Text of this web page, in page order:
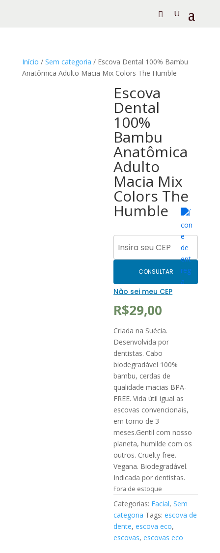
Início / Sem categoria / Escova Dental 100% Bambu
Anatômica Adulto Macia Mix Colors The Humble
Escova
Dental
100%
Bambu
Anatômica
Adulto
Macia Mix
Colors The
Humble
CONSULTAR
Não sei meu CEP
R$29,00
Criada na Suécia.
Desenvolvida por
dentistas. Cabo
biodegradável 100%
bambu, cerdas de
qualidade macias BPA-
FREE. Vida útil igual as
escovas convencionais,
em torno de 3
meses.Gentil com nosso
planeta, humilde com os
outros. Cruelty free.
Vegana. Biodegradável.
Indicada por dentistas.
Fora de estoque
Categorias: Facial,Sem
categoria Tags:escova de
dente,escova eco,
escovas,escovas eco